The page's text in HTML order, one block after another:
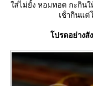
ส่ไม่ยั้ง หอมทอด กะกินใ
เช้่ากินแ
ปรดอย่างสัง